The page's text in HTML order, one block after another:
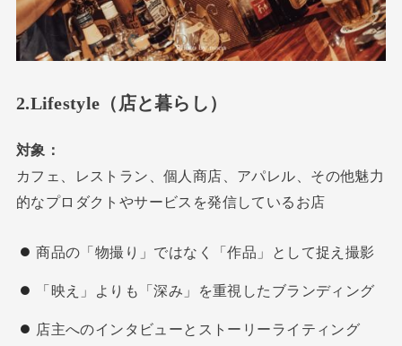
2.Lifestyle（店と暮らし）
対象：
カフェ、レストラン、個人商店、アパレル、その他魅力
的なプロダクトやサービスを発信しているお店
商品の「物撮り」ではなく「作品」として捉え撮影
「映え」よりも「深み」を重視したブランディング
店主へのインタビューとストーリーライティング